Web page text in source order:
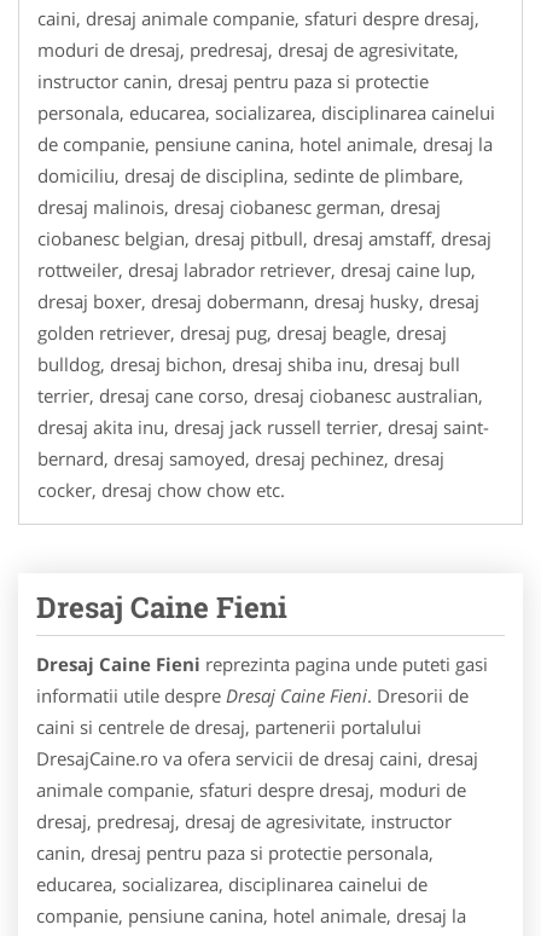
caini, dresaj animale companie, sfaturi despre dresaj,
moduri de dresaj, predresaj, dresaj de agresivitate,
instructor canin, dresaj pentru paza si protectie
personala, educarea, socializarea, disciplinarea cainelui
de companie, pensiune canina, hotel animale, dresaj la
domiciliu, dresaj de disciplina, sedinte de plimbare,
dresaj malinois, dresaj ciobanesc german, dresaj
ciobanesc belgian, dresaj pitbull, dresaj amstaff, dresaj
rottweiler, dresaj labrador retriever, dresaj caine lup,
dresaj boxer, dresaj dobermann, dresaj husky, dresaj
golden retriever, dresaj pug, dresaj beagle, dresaj
bulldog, dresaj bichon, dresaj shiba inu, dresaj bull
terrier, dresaj cane corso, dresaj ciobanesc australian,
dresaj akita inu, dresaj jack russell terrier, dresaj saint-
bernard, dresaj samoyed, dresaj pechinez, dresaj
cocker, dresaj chow chow etc.
Dresaj Caine Fieni
Dresaj Caine Fieni reprezinta pagina unde puteti gasi
informatii utile despre Dresaj Caine Fieni. Dresorii de
caini si centrele de dresaj, partenerii portalului
DresajCaine.ro va ofera servicii de dresaj caini, dresaj
animale companie, sfaturi despre dresaj, moduri de
dresaj, predresaj, dresaj de agresivitate, instructor
canin, dresaj pentru paza si protectie personala,
educarea, socializarea, disciplinarea cainelui de
companie, pensiune canina, hotel animale, dresaj la